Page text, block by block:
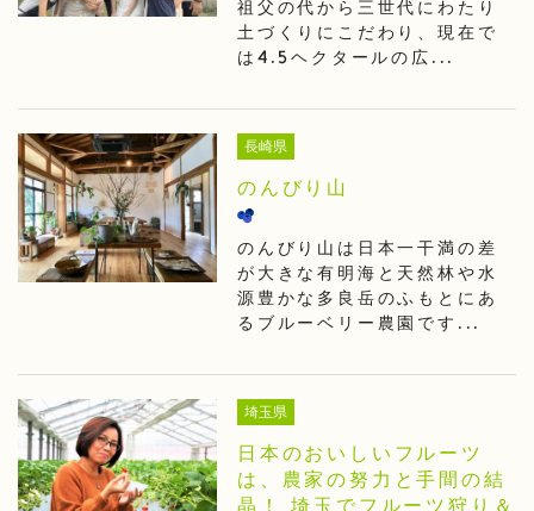
祖父の代から三世代にわたり
土づくりにこだわり、現在で
は4.5ヘクタールの広...
長崎県
のんびり山
のんびり山は日本一干満の差
が大きな有明海と天然林や水
源豊かな多良岳のふもとにあ
るブルーベリー農園です...
埼玉県
日本のおいしいフルーツ
は、農家の努力と手間の結